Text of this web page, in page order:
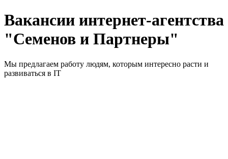
Вакансии интернет-агентства
"Семенов и Партнеры"
Мы предлагаем работу людям, которым интересно расти и
развиваться в IT